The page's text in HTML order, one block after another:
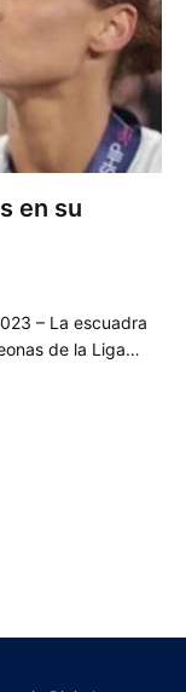
en su
– La escuadra
de la Liga…